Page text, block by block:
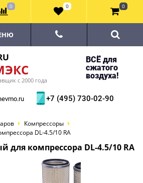
с 2000 года
ВСЁ для
сжатого
воздуха!
+7 (495) 730-02-90
Компрессоры
DL-4.5/10 RA
для компрессора DL-4.5/10 RA
0 0 0